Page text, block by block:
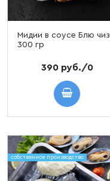
Мидии в соусе Блю чиз,
300 гр
390 руб./0
собственное производство